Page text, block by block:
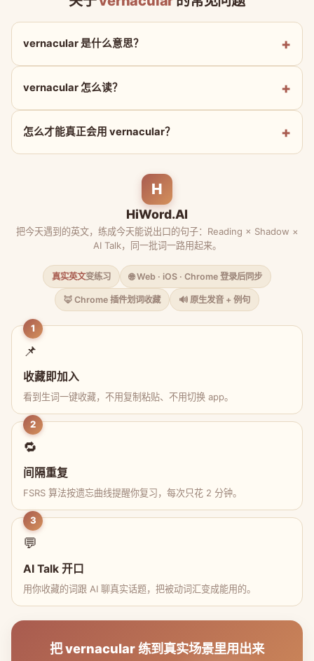
vernacular 是什么意思？
vernacular 怎么读？
怎么才能真正会用 vernacular？
H
HiWord.AI
把今天遇到的英文，练成今天能说出口的句子：Reading × Shadow ×
AI Talk，同一批词一路用起来。
真实英文变练习 🌐 Web · iOS · Chrome 登录后同步
🦊 Chrome 插件划词收藏 🔊 原生发音 + 例句
1
📌
收藏即加入
看到生词一键收藏，不用复制粘贴、不用切换 app。
2
🔁
间隔重复
FSRS 算法按遗忘曲线提醒你复习，每次只花 2 分钟。
3
💬
AI Talk 开口
用你收藏的词跟 AI 聊真实话题，把被动词汇变成能用的。
把 vernacular 练到真实场景里用出来